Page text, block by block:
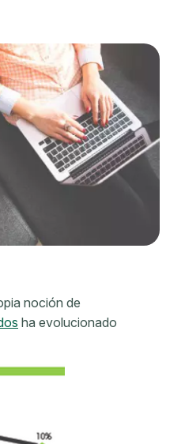
noción de
ha evolucionado